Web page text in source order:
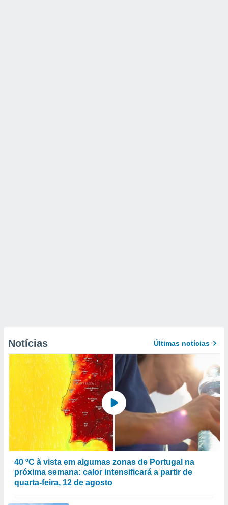
Notícias Últimas notícias
40 ºC à vista em algumas zonas de Portugal na
próxima semana: calor intensificará a partir de
quarta-feira, 12 de agosto